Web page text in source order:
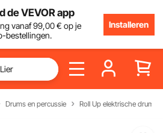
de VEVOR app
vanaf99,00€ op je
bestellingen.
Installeren
Drums en percussie Roll Up elektrische drumkit